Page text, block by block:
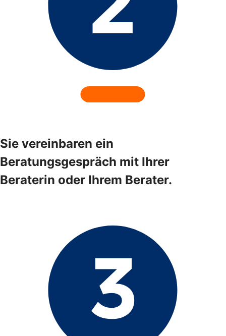
Sie vereinbaren ein
Beratungsgespräch mit Ihrer
Beraterin oder Ihrem Berater.